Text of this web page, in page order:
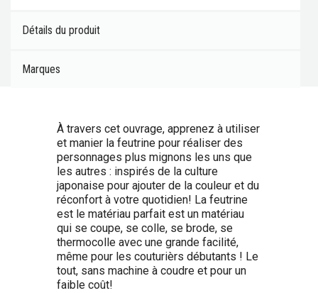
Détails du produit
Marques
À travers cet ouvrage, apprenez à utiliser
et manier la feutrine pour réaliser des
personnages plus mignons les uns que
les autres : inspirés de la culture
japonaise pour ajouter de la couleur et du
réconfort à votre quotidien! La feutrine
est le matériau parfait est un matériau
qui se coupe, se colle, se brode, se
thermocolle avec une grande facilité,
même pour les couturièrs débutants ! Le
tout, sans machine à coudre et pour un
faible coût!